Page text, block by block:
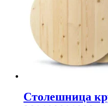
Столешница